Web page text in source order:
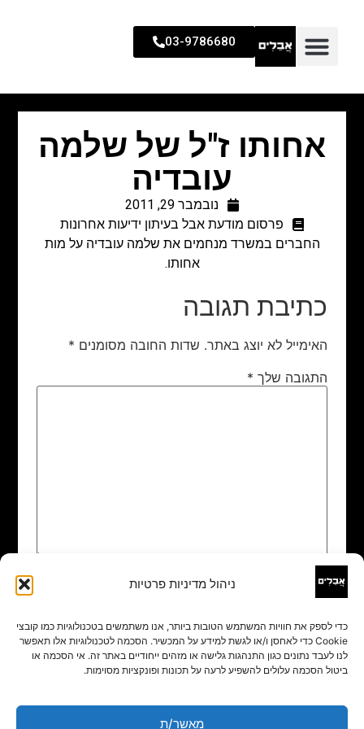
ניהול מדיניות פרטיות
כדי לספק את חוויות המשתמש הטובות ביותר, אנו משתמשים בטכנולוגיות כמו קובצי
Cookie כדי לאחסן ו/או לגשת למידע על המכשיר. הסכמה לטכנולוגיות אלו תאפשר
לנו לעבד נתונים כגון התנהגות גלישה או מזהים ייחודיים באתר זה. אי הסכמה או
ביטול הסכמה עלולים להשפיע לרעה על תכונות ופונקציות מסוימות.
מאשר/ת
03-9786680
אחותו ז"ל של שלמה
עובדיה
נובמבר 29, 2011
פרסום מודעת אבל בעיתון ידיעות אחרונות
החברים במשרד מנחמים את שלמה עובדיה על מות
אחותו.
כתיבת תגובה
האימייל לא יוצג באתר. שדות החובה מסומנים *
התגובה שלך *
שם
אימייל*